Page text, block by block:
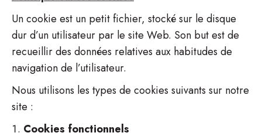
Un cookie est un petit fichier, stocké sur le disque
dur d’un utilisateur par le site Web. Son but est de
recueillir des données relatives aux habitudes de
navigation de l’utilisateur.
Nous utilisons les types de cookies suivants sur notre
site :
Cookies fonctionnels